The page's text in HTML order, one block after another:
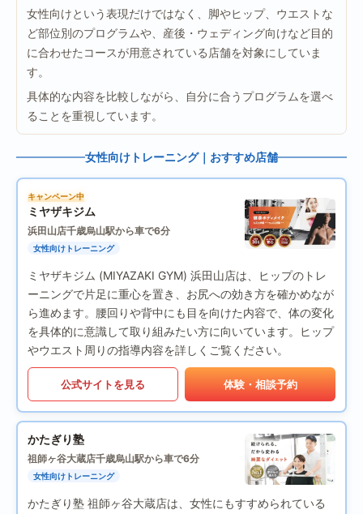
女性向けという表現だけではなく、脚やヒップ、ウエストな
ど部位別のプログラムや、産後・ウェディング向けなど目的
に合わせたコースが用意されている店舗を対象にしていま
す。
具体的な内容を比較しながら、自分に合うプログラムを選べ
ることを重視しています。
女性向けトレーニング｜おすすめ店舗
キャンペーン中
ミヤザキジム
浜田山店千歳烏山駅から車で6分
女性向けトレーニング
ミヤザキジム (MIYAZAKI GYM) 浜田山店は、ヒップのトレ
ーニングで片足に重心を置き、お尻への効き方を確かめなが
ら進めます。腰回りや背中にも目を向けた内容で、体の変化
を具体的に意識して取り組みたい方に向いています。ヒップ
やウエスト周りの指導内容を詳しくご覧ください。
公式サイトを見る 体験・相談予約
かたぎり塾
祖師ヶ谷大蔵店千歳烏山駅から車で6分
女性向けトレーニング
かたぎり塾 祖師ヶ谷大蔵店は、女性にもすすめられている